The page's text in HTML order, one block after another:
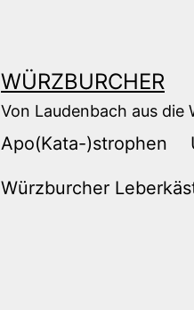
WÜRZBURCHER
Von Laudenbach aus die
Apo(Kata-)strophen
Würzburcher